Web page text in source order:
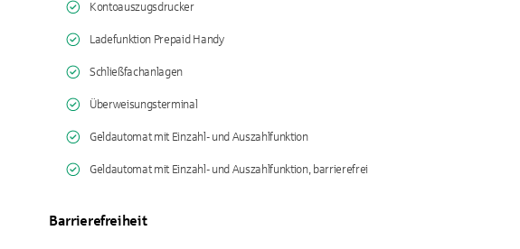
Kontoauszugsdrucker
Ladefunktion Prepaid Handy
Schließfachanlagen
Überweisungsterminal
Geldautomat mit Einzahl- und Auszahlfunktion
Geldautomat mit Einzahl- und Auszahlfunktion, barrierefrei
Barrierefreiheit